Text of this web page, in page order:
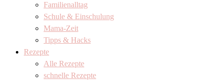
Familienalltag
Schule & Einschulung
Mama-Zeit
Tipps & Hacks
Rezepte
Alle Rezepte
schnelle Rezepte